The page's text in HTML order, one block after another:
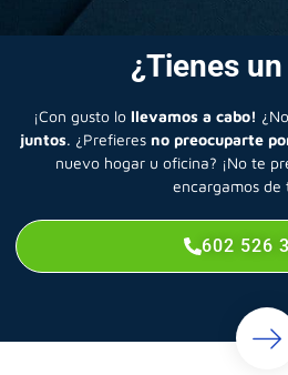
¿Tienes
¡Con gusto lo llevamos a cabo!
juntos. ¿Prefieres no preocuparte
nuevo hogar u oficina? ¡No te
encargamos de
602 526